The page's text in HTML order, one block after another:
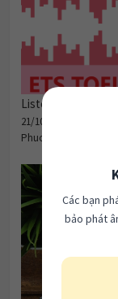
Listening Part 1-
21/10/2020
Phuong Doan
Các bạn
bảo phát